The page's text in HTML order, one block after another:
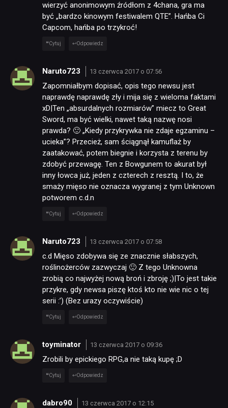
wierzyć anonimowym źródłom z 4chana, gra ma
być „bardzo kinowym festiwalem QTE”. Hańba Ci
Capcom, hańba po trzykroć!
Cytuj Odpowiedz
Naruto723 13 czerwca 2017 o 07:56
Zapomniałbym dopisać, opis tego newsu jest
naprawdę naprawdę zły i mija się z wieloma faktami
xD|Ten „absurdalnych rozmiarów” miecz to Great
Sword, ma być wielki, nawet taką nazwę nosi
prawda? 🙂 „Kiedy przykrywka nie zdaje egzaminu –
ucieka”? Przecież, sam ściągnął kamuflaż by
zaatakować, potem biegnie i korzysta z terenu by
zdobyć przewagę. Ten z Bowgunem to akurat był
inny łowca już, jeden z czterech z resztą. I to, że
smaży mięso nie oznacza wygranej z tym Unknown
potworem c.d.n
Cytuj Odpowiedz
Naruto723 13 czerwca 2017 o 07:58
c.d Mięso zdobywa się ze znacznie słabszych,
roślinożerców zazwyczaj 🙂 Z tego Unknowna
zrobią co najwyżej nową broń i zbroję ;)|To jest takie
przykre, gdy newsa piszę ktoś kto nie wie nic o tej
serii :’) (Bez urazy oczywiście)
Cytuj Odpowiedz
toyminator 13 czerwca 2017 o 09:36
Zrobili by epickiego RPG,a nie taką kupę ;D
Cytuj Odpowiedz
dabro90 13 czerwca 2017 o 12:15